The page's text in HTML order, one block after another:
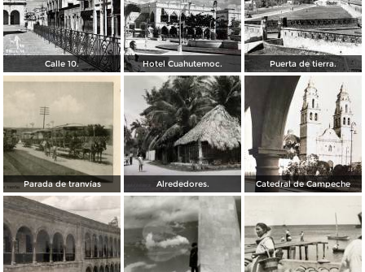
Calle 10. Hotel Cuahutemoc. Puerta de tierra.
Parada de tranvías Alrededores. Catedral de Campeche